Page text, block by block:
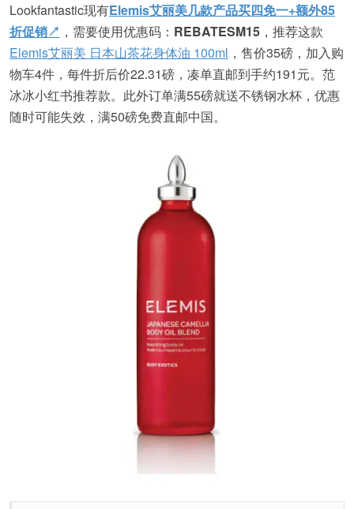
Lookfantastic现有Elemis艾丽美几款产品买四免一+额外85
折促销↗ ，需要使用优惠码： REBATESM15 ，推荐这款
Elemis艾丽美 日本山茶花身体油 100ml ，售价35磅，加入购
物车4件，每件折后价22.31磅，凑单直邮到手约191元。范
冰冰小红书推荐款。此外订单满55磅就送不锈钢水杯，优惠
随时可能失效，满50磅免费直邮中国。